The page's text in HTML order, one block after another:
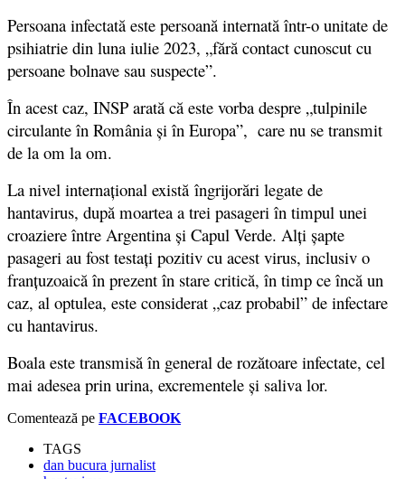
Persoana infectată este persoană internată într-o unitate de
psihiatrie din luna iulie 2023, „fără contact cunoscut cu
persoane bolnave sau suspecte”.
În acest caz, INSP arată că este vorba despre „tulpinile
circulante în România și în Europa”, care nu se transmit
de la om la om.
La nivel internațional există îngrijorări legate de
hantavirus, după moartea a trei pasageri în timpul unei
croaziere între Argentina și Capul Verde. Alți șapte
pasageri au fost testați pozitiv cu acest virus, inclusiv o
franțuzoaică în prezent în stare critică, în timp ce încă un
caz, al optulea, este considerat „caz probabil” de infectare
cu hantavirus.
Boala este transmisă în general de rozătoare infectate, cel
mai adesea prin urina, excrementele și saliva lor.
Comentează pe FACEBOOK
TAGS
dan bucura jurnalist